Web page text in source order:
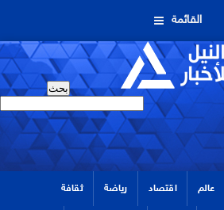
القائمة
عالم اقتصاد رياضة ثقافة